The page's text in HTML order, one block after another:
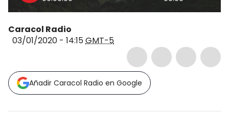
Caracol Radio
03/01/2020 - 14:15GMT-5
Añadir Caracol Radio en Google